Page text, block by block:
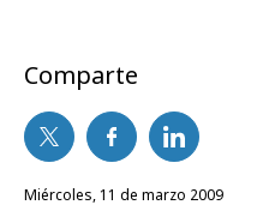
Comparte
miércoles, 11 de marzo 2009